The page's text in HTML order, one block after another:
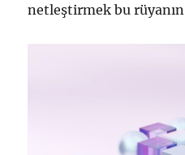
netleştirmek bu rüyanın